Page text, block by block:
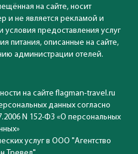
на сайте, носит
и не является рекламой и
предоставления услуг
питания, описанные на сайте,
администрации отелей.
на сайте flagman-travel.ru
данных согласно
N 152-ФЗ «О персональных
услуг в ООО "Агентство